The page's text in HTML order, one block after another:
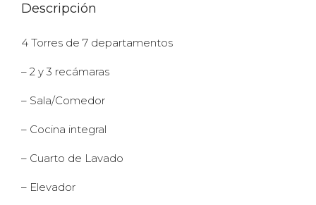
Descripción
4 Torres de 7 departamentos
– 2 y 3 recámaras
– Sala/Comedor
– Cocina integral
– Cuarto de Lavado
– Elevador